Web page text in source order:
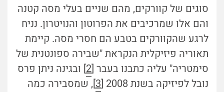
סוגים של קוורקים, מהם שניים בעלי מסה קטנה
והם אלו שמרכיבים את הפרוטון והנויטרון. נניח
לרגע שהקוורקים בטבע הם חסרי מסה. קיימת
תאוריה פיזיקלית הנקראת "שבירה ספונטנית של
סימטריה" עליה כתבנו בעבר [2] ובגינה ניתן פרס
נובל לפיזיקה בשנת 2008 [
3], שמסבירה כמה